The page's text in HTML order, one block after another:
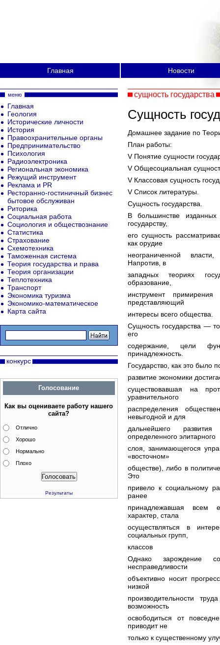
Главная Новости
сущность государства
Сущность
Домашнее задание по
План работы:
V Понятие сущности
V Общесоциальная
V Классовая сущность
V Список литературы.
Сущность государства.
В большинстве
государству,
его сущность
как орудие
неограниченной
Напротив, в
западных теориях
образование,
инструмент примирения
представляющий
интересы всего общества.
Сущность государства —
его
содержание, цели
принадлежность.
Государство, как это было
развитие экономики
существовавшая на
уравнительного
распределения
невыгодной и для
дальнейшего
определенного элитарного
слоя, занимающегося
«восточном»
обществе), либо в
Это
привело к социальному
ранее
принадлежавшая всем
характер, стала
осуществляться в
социальных групп,
классов
Однако зарождение
несправедливости
объективно носит
низкой
производительности
возможность
освободиться от
приводит не
только к существенному
меню
Главная
Геология
Исторические личности
История
Правоохранительные органы
Предпринимательство
Психология
Радиоэлектроника
Региональная экономика
Режущий инструмент
Реклама и PR
Ресторанно-гостиничный бизнес
бытовое обслуживан
Риторика
Социальная работа
Социология и обществознание
Статистика
Страхование
Схемотехника
Таможенная система
Теория государства и права
Теория организации
Теплотехника
Транспорт
Экономика туризма
Экономико-математическое
Карта сайта
конкурс
Голосование
Как вы оцениваете работу нашего
сайта?
Отлично
Хорошо
Нормально
Плохо
Результаты